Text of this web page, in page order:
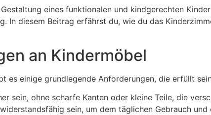
eines funktionalen und kindgerechten
In diesem Beitrag erfährst du, wie du das
an Kindermöbel
es einige grundlegende Anforderungen, die erfüllt
sein, ohne scharfe Kanten oder kleine Teile, die
sein, um dem täglichen Gebrauch